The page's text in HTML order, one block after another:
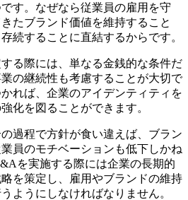
す。なぜなら従業員の雇用を守
たブランド価値を維持すること
続することに直結するからです。
る際には、単なる金銭的な条件だ
の継続性も考慮することが大切で
れば、企業のアイデンティティを
化を図ることができます。
過程で方針が食い違えば、ブラン
員のモチベーションも低下しかね
を実施する際には企業の長期的
を策定し、雇用やブランドの維持
ようにしなければなりません。